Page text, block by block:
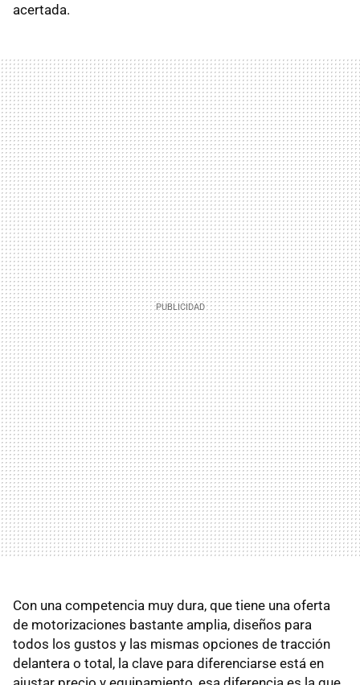
acertada.
Con una competencia muy dura, que tiene una oferta
de motorizaciones bastante amplia, diseños para
todos los gustos y las mismas opciones de tracción
delantera o total, la clave para diferenciarse está en